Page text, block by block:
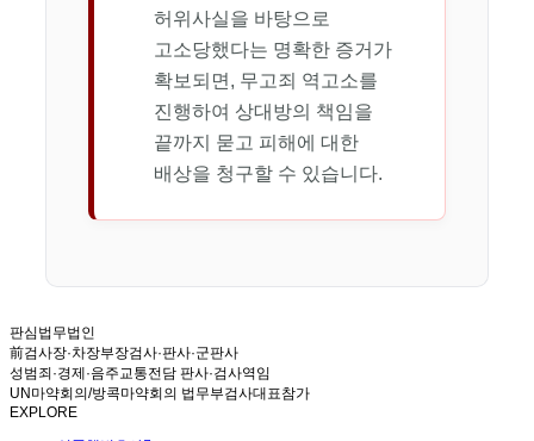
허위사실을 바탕으로
고소당했다는 명확한 증거가
확보되면, 무고죄 역고소를
진행하여 상대방의 책임을
끝까지 묻고 피해에 대한
배상을 청구할 수 있습니다.
판심법무법인
前검사장·차장부장검사·판사·군판사
성범죄·경제·음주교통전담 판사·검사역임
UN마약회의/방콕마약회의 법무부검사대표참가
EXPLORE